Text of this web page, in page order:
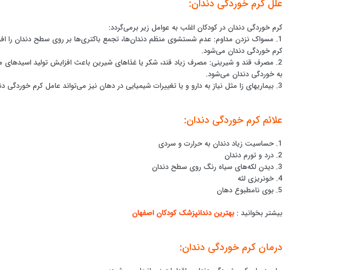
علل کرم خوردگی دندان:
کرم خوردگی دندان در کودکان اغلب به عوامل زیر برمی‌گردد:
1. مسواک نزدن مداوم: عدم شستشوی منظم دندان‌ها، تجمع باکتری‌ها بر روی سطح دندان را
کرم خوردگی دندان می‌شود.
2. مصرف قند و شیرینی: مصرف زیاد قند، شکر یا غذاهای شیرین باعث افزایش تولید
به خوردگی دندان می‌شود.
3. بیماریهای زا مثل نیاز به دارو و یا تغییرات شیمیایی در دهان نیز می‌تواند عامل کرم خوردگی دندان باشد.
علائم کرم خوردگی دندان:
1. حساسیت زیاد دندان به حرارت و سردی
2. درد و تورم دندان
3. دیدن لکه‌های سیاه رنگ روی سطح دندان
4. خونریزی لثه
5. بوی نامطبوع دهان
بیشتر بخوانید : بهترین دندانپزشک کودکان اصفهان
درمان کرم خوردگی دندان: